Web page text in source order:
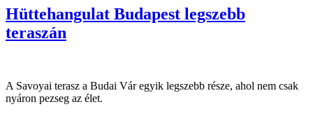
Hüttehangulat Budapest legszebb
teraszán
A Savoyai terasz a Budai Vár egyik legszebb része, ahol nem csak
nyáron pezseg az élet.